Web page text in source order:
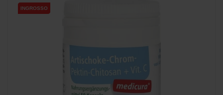
INGROSSO
INGROSSO